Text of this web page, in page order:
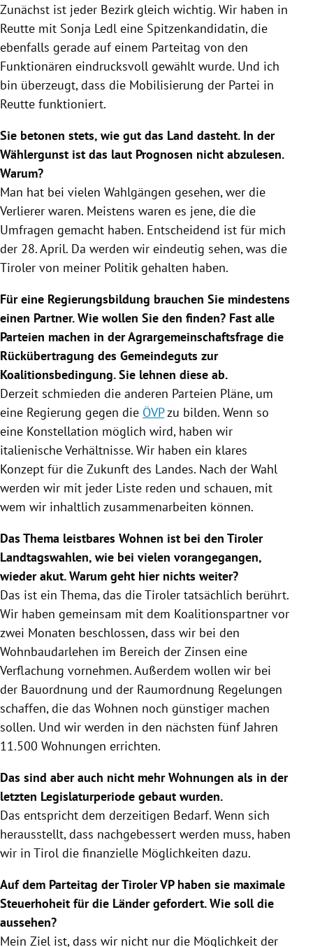
Zunächst ist jeder Bezirk gleich wichtig. Wir haben in
Reutte mit Sonja Ledl eine Spitzenkandidatin, die
ebenfalls gerade auf einem Parteitag von den
Funktionären eindrucksvoll gewählt wurde. Und ich
bin überzeugt, dass die Mobilisierung der Partei in
Reutte funktioniert.
Sie betonen stets, wie gut das Land dasteht. In der
Wählergunst ist das laut Prognosen nicht abzulesen.
Warum?
Man hat bei vielen Wahlgängen gesehen, wer die
Verlierer waren. Meistens waren es jene, die die
Umfragen gemacht haben. Entscheidend ist für mich
der 28. April. Da werden wir eindeutig sehen, was die
Tiroler von meiner Politik gehalten haben.
Für eine Regierungsbildung brauchen Sie mindestens
einen Partner. Wie wollen Sie den finden? Fast alle
Parteien machen in der Agrargemeinschaftsfrage die
Rückübertragung des Gemeindeguts zur
Koalitionsbedingung. Sie lehnen diese ab.
Derzeit schmieden die anderen Parteien Pläne, um
eine Regierung gegen die ÖVPzu bilden. Wenn so
eine Konstellation möglich wird, haben wir
italienische Verhältnisse. Wir haben ein klares
Konzept für die Zukunft des Landes. Nach der Wahl
werden wir mit jeder Liste reden und schauen, mit
wem wir inhaltlich zusammenarbeiten können.
Das Thema leistbares Wohnen ist bei den Tiroler
Landtagswahlen, wie bei vielen vorangegangen,
wieder akut. Warum geht hier nichts weiter?
Das ist ein Thema, das die Tiroler tatsächlich berührt.
Wir haben gemeinsam mit dem Koalitionspartner vor
zwei Monaten beschlossen, dass wir bei den
Wohnbaudarlehen im Bereich der Zinsen eine
Verflachung vornehmen. Außerdem wollen wir bei
der Bauordnung und der Raumordnung Regelungen
schaffen, die das Wohnen noch günstiger machen
sollen. Und wir werden in den nächsten fünf Jahren
11.500 Wohnungen errichten.
Das sind aber auch nicht mehr Wohnungen als in der
letzten Legislaturperiode gebaut wurden.
Das entspricht dem derzeitigen Bedarf. Wenn sich
herausstellt, dass nachgebessert werden muss, haben
wir in Tirol die finanzielle Möglichkeiten dazu.
Auf dem Parteitag der Tiroler VP haben sie maximale
Steuerhoheit für die Länder gefordert. Wie soll die
aussehen?
Mein Ziel ist, dass wir nicht nur die Möglichkeit der